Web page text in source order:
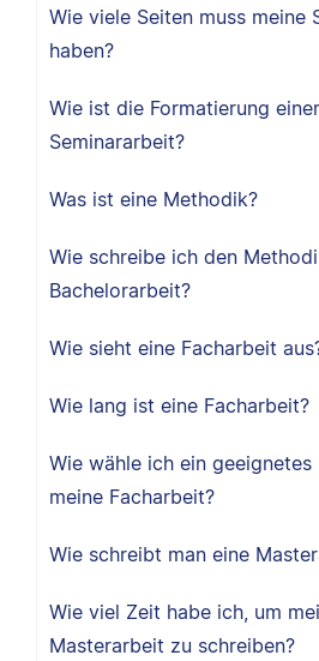
Wie viele Seiten muss meine
haben?
Wie ist die Formatierung einer
Seminararbeit?
Was ist eine Methodik?
Wie schreibe ich den
Bachelorarbeit?
Wie sieht eine Facharbeit
Wie lang ist eine Facharbeit?
Wie wähle ich ein geeignetes
meine Facharbeit?
Wie schreibt man eine
Wie viel Zeit habe ich, um
Masterarbeit zu schreiben?